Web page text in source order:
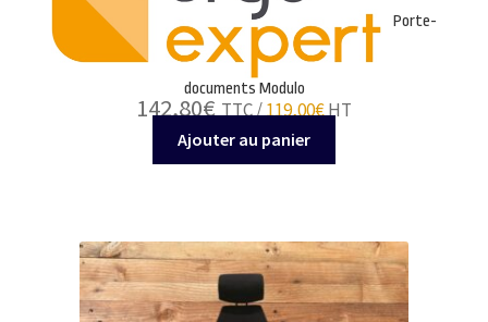
Porte-
documents Modulo
142,80€ TTC /119,00€HT
Ajouter au panier